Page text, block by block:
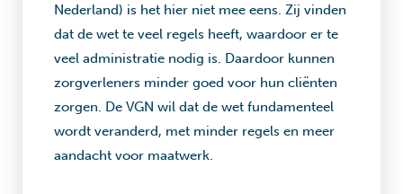
Nederland) is het hier niet mee eens. Zij vinden
dat de wet te veel regels heeft, waardoor er te
veel administratie nodig is. Daardoor kunnen
zorgverleners minder goed voor hun cliënten
zorgen. De VGN wil dat de wet fundamenteel
wordt veranderd, met minder regels en meer
aandacht voor maatwerk.